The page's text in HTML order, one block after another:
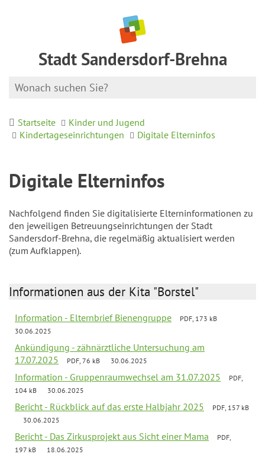
Stadt Sandersdorf-Brehna
Startseite
Kinder und Jugend
Kindertageseinrichtungen
Digitale Elterninfos
Digitale Elterninfos
Nachfolgend finden Sie digitalisierte Elterninformationen zu
den jeweiligen Betreuungseinrichtungen der Stadt
Sandersdorf-Brehna, die regelmäßig aktualisiert werden
(zum Aufklappen).
Informationen aus der Kita "Borstel"
Information - Elternbrief Bienengruppe
PDF, 173 kB
30.06.2025
Ankündigung - zähnärztliche Untersuchung am
17.07.2025
PDF, 76 kB 30.06.2025
Information - Gruppenraumwechsel am 31.07.2025
PDF,
104 kB
30.06.2025
Bericht - Rückblick auf das erste Halbjahr 2025
PDF, 157 kB
30.06.2025
Bericht - Das Zirkusprojekt aus Sicht einer Mama
PDF,
197 kB
18.06.2025